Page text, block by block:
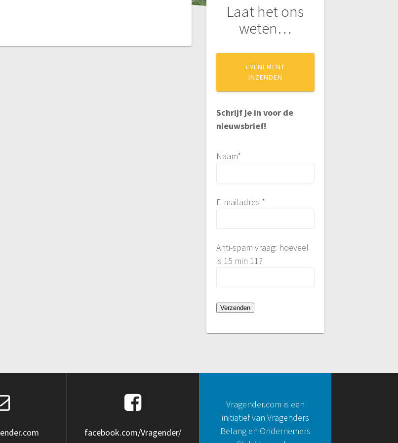
Laat het ons
weten…
EVENEMENT
INZENDEN
Schrijf je in voor de
nieuwsbrief!
Naam*
E-mailadres *
Anti-spam vraag: hoeveel
is 15 min 11?
facebook.com/Vragender/
Vragender.com is een
initiatief van Vragenders
Belang en Ondernemers